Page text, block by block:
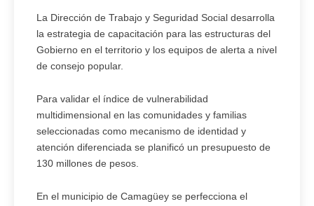
La Dirección de Trabajo y Seguridad Social desarrolla
la estrategia de capacitación para las estructuras del
Gobierno en el territorio y los equipos de alerta a nivel
de consejo popular.
Para validar el índice de vulnerabilidad
multidimensional en las comunidades y familias
seleccionadas como mecanismo de identidad y
atención diferenciada se planificó un presupuesto de
130 millones de pesos.
En el municipio de Camagüey se perfecciona el